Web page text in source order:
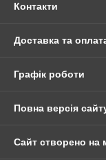
Контакти
Доставка та
Графік роботи
Повна версія
Сайт створено на